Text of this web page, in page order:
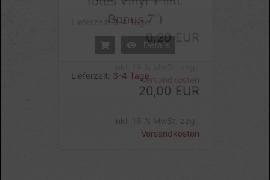
Bonus 7")
Details
Lieferzeit: 3-4 Tage
20,00 EUR
inkl. 19 % MwSt. zzgl.
Versandkosten